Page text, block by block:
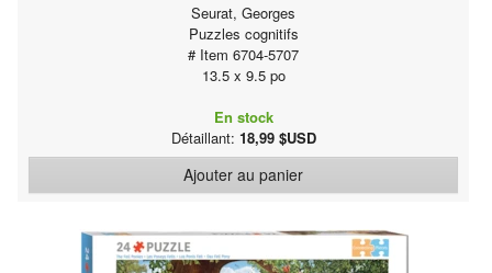
Seurat, Georges
Puzzles cognitifs
# Item 6704-5707
13.5 x 9.5 po
En stock
Détaillant: 18,99 $USD
Ajouter au panier